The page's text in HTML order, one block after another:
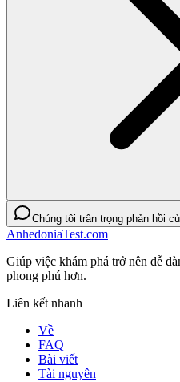
Chúng tôi trân trọng phản hồi
AnhedoniaTest.com
Giúp việc khám phá trở nên dễ
phong phú hơn.
Liên kết nhanh
Về
FAQ
Bài viết
Tài nguyên